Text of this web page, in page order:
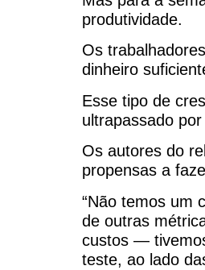
produtividade.
Os
dinheiro
Esse tipo de
ultrapassado
Os autores do
propensas a
“Não temos um
de outras
custos —
teste, ao lado